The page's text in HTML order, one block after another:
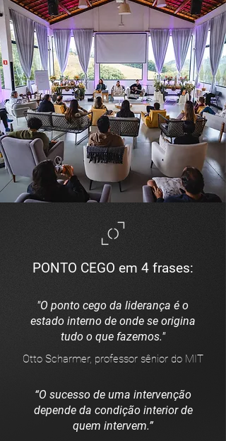
PONTO CEGO em 4 frases:
"O ponto cego da liderança é o
estado interno de onde se origina
tudo o que fazemos."
Otto Scharmer, professor sênior do MIT
“O sucesso de uma intervenção
depende da condição interior de
quem intervem.”